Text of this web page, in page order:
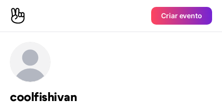
Criar evento
coolfishivan